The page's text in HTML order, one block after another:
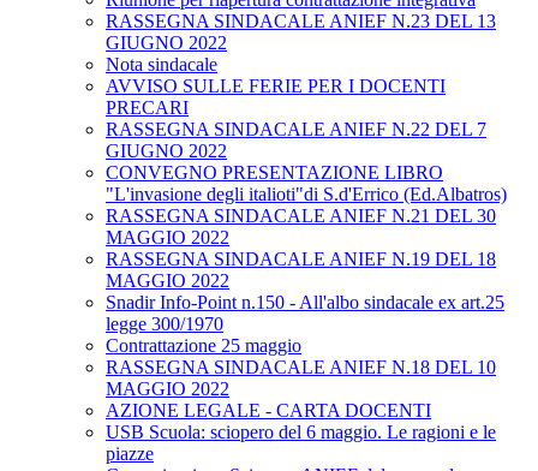
RASSEGNA SINDACALE ANIEF N.23 DEL 13
GIUGNO 2022
Nota sindacale
AVVISO SULLE FERIE PER I DOCENTI
PRECARI
RASSEGNA SINDACALE ANIEF N.22 DEL 7
GIUGNO 2022
CONVEGNO PRESENTAZIONE LIBRO
"L'invasione degli italioti"di S.d'Errico (Ed.Albatros)
RASSEGNA SINDACALE ANIEF N.21 DEL 30
MAGGIO 2022
RASSEGNA SINDACALE ANIEF N.19 DEL 18
MAGGIO 2022
Snadir Info-Point n.150 - All'albo sindacale ex art.25
legge 300/1970
Contrattazione 25 maggio
RASSEGNA SINDACALE ANIEF N.18 DEL 10
MAGGIO 2022
AZIONE LEGALE - CARTA DOCENTI
USB Scuola: sciopero del 6 maggio. Le ragioni e le
piazze